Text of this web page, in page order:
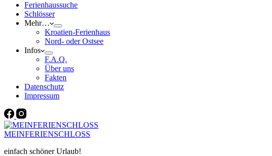
Ferienhaussuche
Schlösser
Mehr…
Kroatien-Ferienhaus
Nord- oder Ostsee
Infos
F.A.Q.
Über uns
Fakten
Datenschutz
Impressum
MEINFERIENSCHLOSS
einfach schöner Urlaub!